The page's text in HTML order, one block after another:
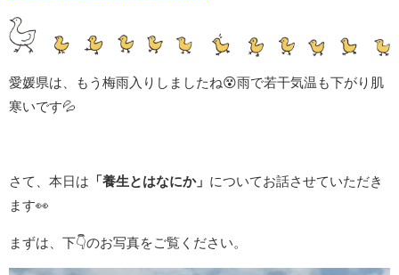
愛媛県は、もう梅雨入りしましたね😵雨で若干気温も下がり肌
寒いです💦
さて、本日は 「養生とはなにか」 についてお話させていただき
ます👀
まずは、下👇のお写真をご覧ください。